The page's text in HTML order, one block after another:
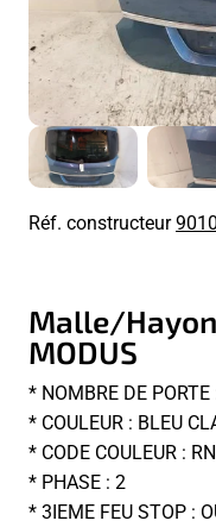
Réf. constructeur
Malle/
MODUS
* NOMBRE DE PORTE
* COULEUR : BLEU
* CODE COULEUR :
* PHASE : 2
* 3IEME FEU STOP :